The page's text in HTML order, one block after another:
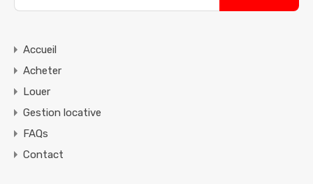
Accueil
Acheter
Louer
Gestion locative
FAQs
Contact